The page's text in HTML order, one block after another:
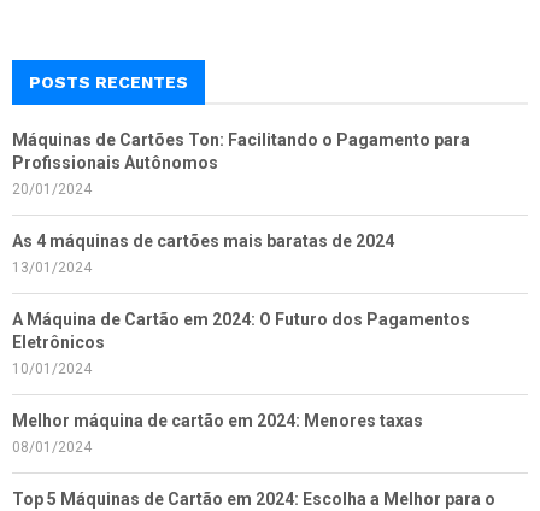
POSTS RECENTES
Máquinas de Cartões Ton: Facilitando o Pagamento para
Profissionais Autônomos
20/01/2024
As 4 máquinas de cartões mais baratas de 2024
13/01/2024
A Máquina de Cartão em 2024: O Futuro dos Pagamentos
Eletrônicos
10/01/2024
Melhor máquina de cartão em 2024: Menores taxas
08/01/2024
Top 5 Máquinas de Cartão em 2024: Escolha a Melhor para o